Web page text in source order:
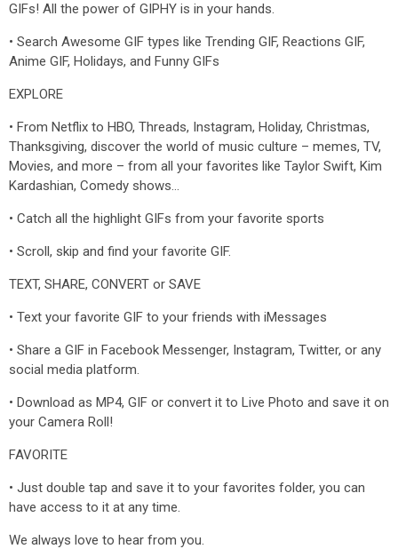
GIFs! All the power of GIPHY is in your hands.
• Search Awesome GIF types like Trending GIF, Reactions GIF,
Anime GIF, Holidays, and Funny GIFs
EXPLORE
• From Netflix to HBO, Threads, Instagram, Holiday, Christmas,
Thanksgiving, discover the world of music culture – memes, TV,
Movies, and more – from all your favorites like Taylor Swift, Kim
Kardashian, Comedy shows...
• Catch all the highlight GIFs from your favorite sports
• Scroll, skip and find your favorite GIF.
TEXT, SHARE, CONVERT or SAVE
• Text your favorite GIF to your friends with iMessages
• Share a GIF in Facebook Messenger, Instagram, Twitter, or any
social media platform.
• Download as MP4, GIF or convert it to Live Photo and save it on
your Camera Roll!
FAVORITE
• Just double tap and save it to your favorites folder, you can
have access to it at any time.
We always love to hear from you.